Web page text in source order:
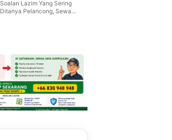
Soalan Lazim Yang Sering
Ditanya Pelancong, Sewa